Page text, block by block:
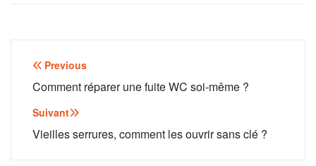
Navigation
de
l’article
Previous
Comment réparer une fuite WC soi-même ?
Suivant
Vieilles serrures, comment les ouvrir sans clé ?